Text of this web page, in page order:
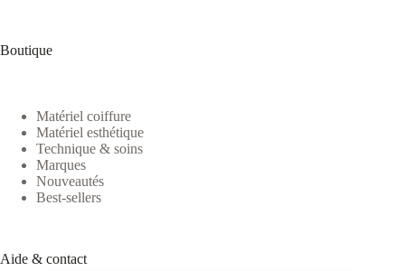
Boutique
Matériel coiffure
Matériel esthétique
Technique & soins
Marques
Nouveautés
Best-sellers
Aide & contact